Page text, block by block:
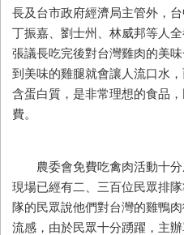
長及台市政府經濟局主管外，
丁振嘉、劉士州、林威邦等人
張議長吃完後對台灣雞肉的美
到美味的雞腿就會讓人流口水
含蛋白質，是非常理想的食品
費。
農委會免費吃禽肉活動十分
現場已經有二、三百位民眾排
隊的民眾說他們對台灣的雞鴨
流感，由於民眾十分踴躍，主